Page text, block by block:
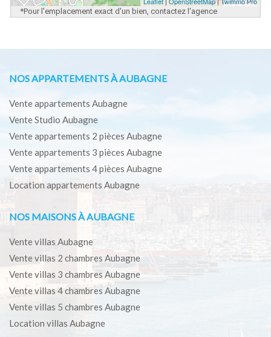
*Pour l'emplacement exact d'un bien, contactez l'agence
NOS APPARTEMENTS À AUBAGNE
Vente appartements Aubagne
Vente Studio Aubagne
Vente appartements 2 pièces Aubagne
Vente appartements 3 pièces Aubagne
Vente appartements 4 pièces Aubagne
Location appartements Aubagne
NOS MAISONS À AUBAGNE
Vente villas Aubagne
Vente villas 2 chambres Aubagne
Vente villas 3 chambres Aubagne
Vente villas 4 chambres Aubagne
Vente villas 5 chambres Aubagne
Location villas Aubagne